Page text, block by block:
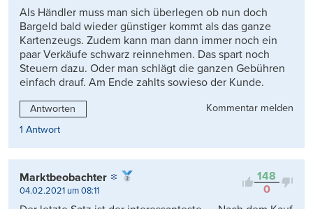
Als Händler muss man sich überlegen ob nun doch
Bargeld bald wieder günstiger kommt als das ganze
Kartenzeugs. Zudem kann man dann immer noch ein
paar Verkäufe schwarz reinnehmen. Das spart noch
Steuern dazu. Oder man schlägt die ganzen Gebühren
einfach drauf. Am Ende zahlts sowieso der Kunde.
Antworten
Kommentar melden
1 Antwort
148
0
Marktbeobachter
04.02.2021 um 08:11